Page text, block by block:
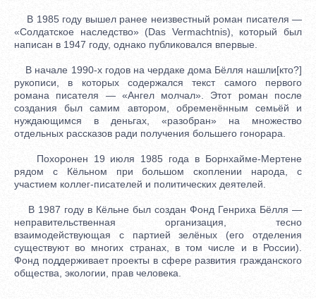
В 1985 году вышел ранее неизвестный роман писателя —
«Солдатское наследство» (Das Vermachtnis), который был
написан в 1947 году, однако публиковался впервые.
В начале 1990-х годов на чердаке дома Бёлля нашли[кто?]
рукописи, в которых содержался текст самого первого
романа писателя — «Ангел молчал». Этот роман после
создания был самим автором, обременённым семьёй и
нуждающимся в деньгах, «разобран» на множество
отдельных рассказов ради получения большего гонорара.
Похоронен 19 июля 1985 года в Борнхайме-Мертене
рядом с Кёльном при большом скоплении народа, с
участием коллег-писателей и политических деятелей.
В 1987 году в Кёльне был создан Фонд Генриха Бёлля —
неправительственная организация, тесно
взаимодействующая с партией зелёных (его отделения
существуют во многих странах, в том числе и в России).
Фонд поддерживает проекты в сфере развития гражданского
общества, экологии, прав человека.